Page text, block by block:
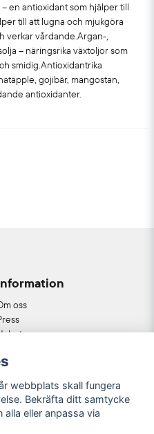
en antioxidant som hjälper till
till att lugna och mjukgöra
verkar vårdande.Argan-,
– näringsrika växtoljor som
smidig.Antioxidantrika
gojibär, mangostan,
antioxidanter.
oss
Köpvillkor
partners
webbplats skall fungera
Bekräfta ditt samtycke
eller anpassa via